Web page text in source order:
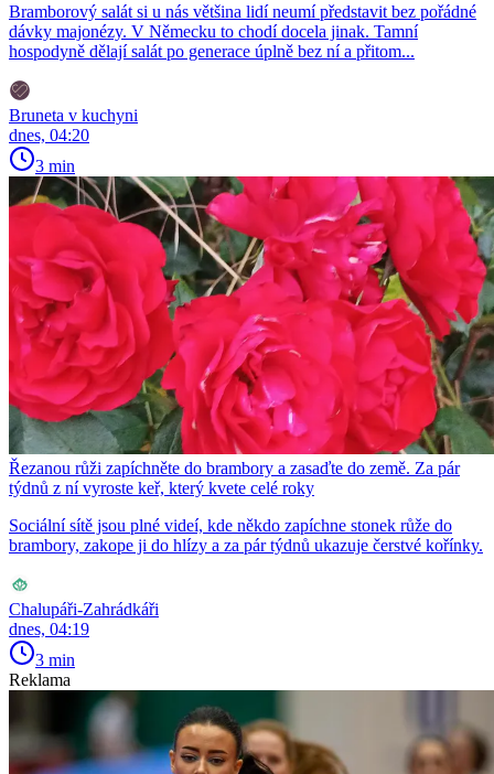
Bramborový salát si u nás většina lidí neumí představit bez pořádné
dávky majonézy. V Německu to chodí docela jinak. Tamní
hospodyně dělají salát po generace úplně bez ní a přitom...
Bruneta v kuchyni
dnes, 04:20
3 min
Řezanou růži zapíchněte do brambory a zasaďte do země. Za pár
týdnů z ní vyroste keř, který kvete celé roky
Sociální sítě jsou plné videí, kde někdo zapíchne stonek růže do
brambory, zakope ji do hlízy a za pár týdnů ukazuje čerstvé kořínky.
Chalupáři-Zahrádkáři
dnes, 04:19
3 min
Reklama